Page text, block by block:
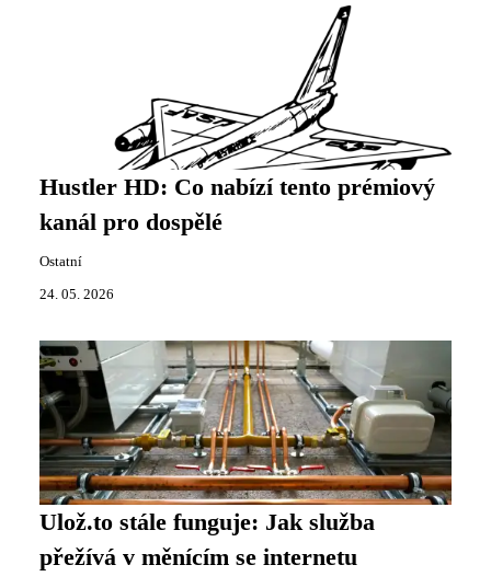
Hustler HD: Co nabízí tento prémiový
kanál pro dospělé
Ostatní
24. 05. 2026
Ulož.to stále funguje: Jak služba
přežívá v měnícím se internetu